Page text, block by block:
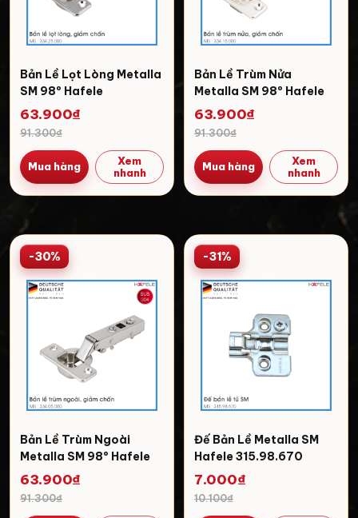
Bản Lề Lọt Lòng Metalla
SM 98º Hafele
334.25.000
63.900₫
91.300₫
Mua hàng
Xem
nhanh
Bản Lề Trùm Nửa
Metalla SM 98º Hafele
334.15.000
63.900₫
91.300₫
Mua hàng
Xem
nhanh
-30%
Bản Lề Trùm Ngoài
Metalla SM 98º Hafele
334.05.000
63.900₫
91.300₫
-31%
Đế Bản Lề Metalla SM
Hafele 315.98.670
7.000₫
10.100₫